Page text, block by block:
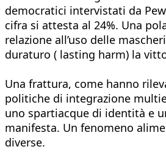
democratici intervistati da
cifra si attesta al 24%. Una
relazione all’uso delle
duraturo ( lasting harm) la
Una frattura, come hanno
politiche di integrazione
uno spartiacque di identità e
manifesta. Un fenomeno
diverse.